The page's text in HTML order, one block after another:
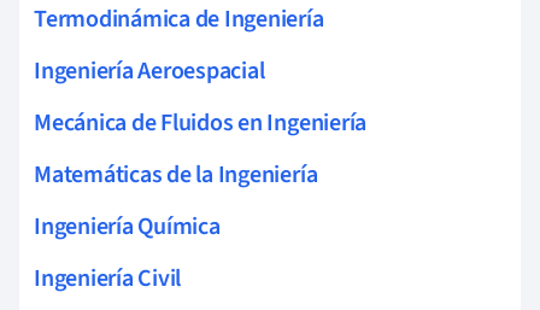
Termodinámica de Ingeniería
Ingeniería Aeroespacial
Mecánica de Fluidos en Ingeniería
Matemáticas de la Ingeniería
Ingeniería Química
Ingeniería Civil